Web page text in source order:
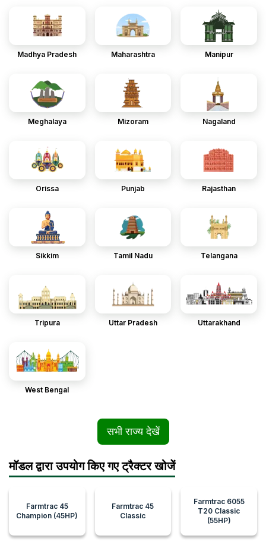
Madhya Pradesh Maharashtra Manipur
Meghalaya Mizoram Nagaland
Orissa Punjab Rajasthan
Sikkim Tamil Nadu Telangana
Tripura Uttar Pradesh Uttarakhand
West Bengal
सभी राज्य देखें
मॉडल द्वारा उपयोग किए गए ट्रैक्टर खोजें
Farmtrac 45
Champion (45HP)
Farmtrac 45
Classic
Farmtrac 6055
T20 Classic
(55HP)